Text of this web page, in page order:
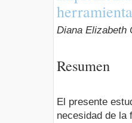
Diana Elizabeth
Resumen
El presente
necesidad de la